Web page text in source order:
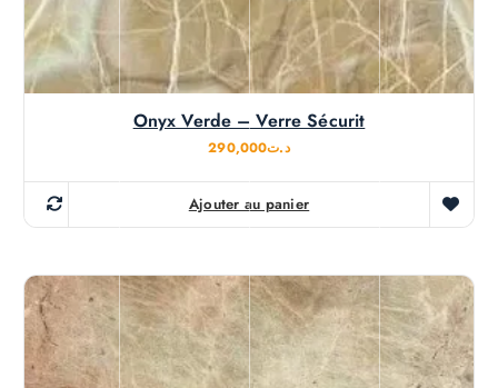
Onyx Verde – Verre Sécurit
د.ت290,000
Ajouter au panier